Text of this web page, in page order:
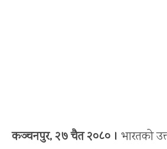
कञ्चनपुर, २७ चैत २०८० । भारतको